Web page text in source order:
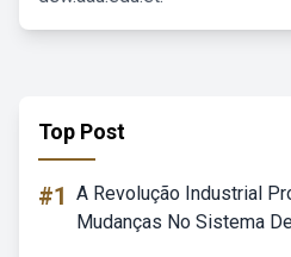
Top Post
#1 A Revolução Industrial
Mudanças No Sistema